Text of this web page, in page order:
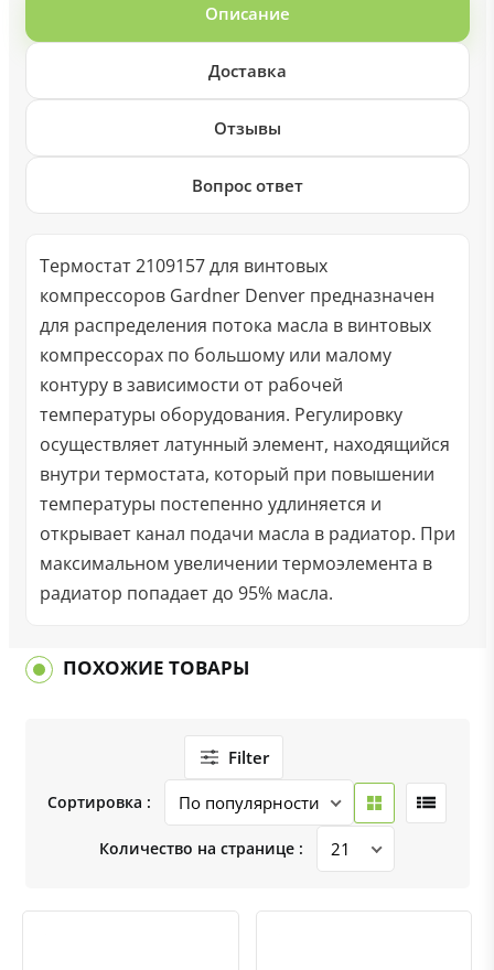
Описание
Доставка
Отзывы
Вопрос ответ
Термостат 2109157 для винтовых
компрессоров Gardner Denver предназначен
для распределения потока масла в винтовых
компрессорах по большому или малому
контуру в зависимости от рабочей
температуры оборудования. Регулировку
осуществляет латунный элемент, находящийся
внутри термостата, который при повышении
температуры постепенно удлиняется и
открывает канал подачи масла в радиатор. При
максимальном увеличении термоэлемента в
радиатор попадает до 95% масла.
ПОХОЖИЕ ТОВАРЫ
Filter
Сортировка :
Количество на странице :